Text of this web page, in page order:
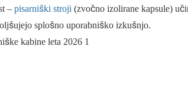
– pisarniški stroji(zvočno izolirane kapsule)
splošno uporabniško izkušnjo.